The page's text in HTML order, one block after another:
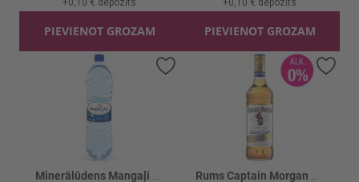
+0,10 € depozīts
PIEVIENOT GROZAM
+0,10 € depozīts
PIEVIENOT GROZAM
Pievienot vēlmju sarakstam